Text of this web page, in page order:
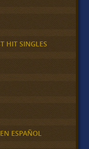
HIT SINGLES
ESPAÑOL